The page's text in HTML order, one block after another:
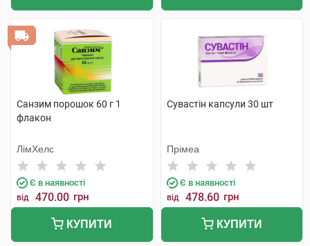
Санзим порошок 60 г 1
флакон
ЛімХелс
Є в наявності
від 470.00 грн
КУПИТИ
Сувастін капсули 30 шт
Прімеа
Є в наявності
від 478.60 грн
КУПИТИ